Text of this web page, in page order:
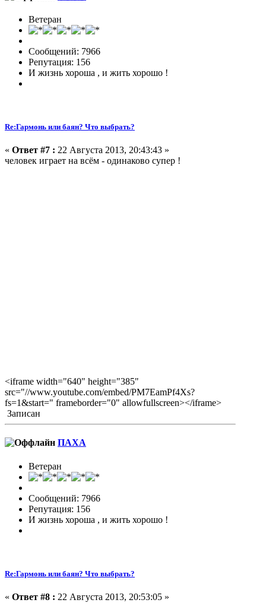
Ветеран
Сообщений: 7966
Репутация: 156
И жизнь хороша , и жить хорошо !
Re:Гармонь или баян? Что выбрать?
« Ответ #7 : 22 Августа 2013, 20:43:43 »
человек играет на всём - одинаково супер !
<iframe width="640" height="385"
src="//www.youtube.com/embed/PM7EamPf4Xs?
fs=1&start=" frameborder="0" allowfullscreen></iframe>
Записан
ПАХА
Ветеран
Сообщений: 7966
Репутация: 156
И жизнь хороша , и жить хорошо !
Re:Гармонь или баян? Что выбрать?
« Ответ #8 : 22 Августа 2013, 20:53:05 »